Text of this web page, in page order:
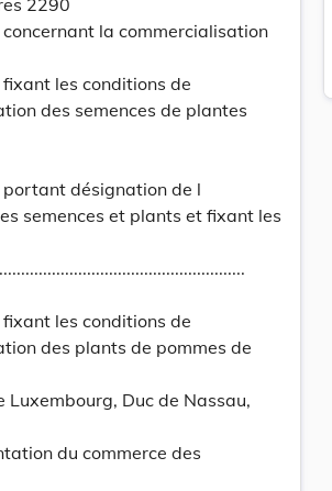
2290
la commercialisation
les conditions de
des semences de plantes
désignation de l
semences et plants et fixant les
les conditions de
des plants de pommes de
Luxembourg, Duc de Nassau,
du commerce des